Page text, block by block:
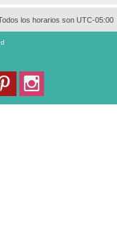
los horarios son UTC-05:00